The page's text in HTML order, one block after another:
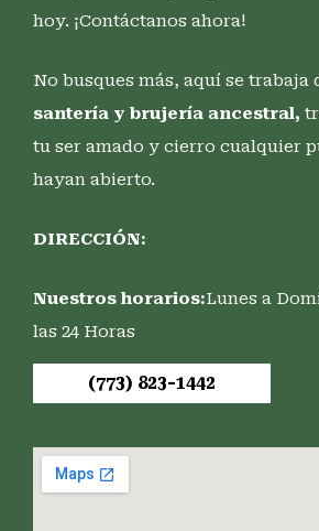
hoy. ¡Contáctanos ahora!
No busques más, aquí se trabaja
santería y brujería ancestral,
tu ser amado y cierro cualquier
hayan abierto.
DIRECCIÓN:
Nuestros horarios:Lunes a
las 24 Horas
(773) 823-1442